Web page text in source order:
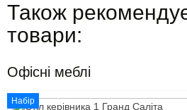
Також
товари:
Офісні меблі
Набір